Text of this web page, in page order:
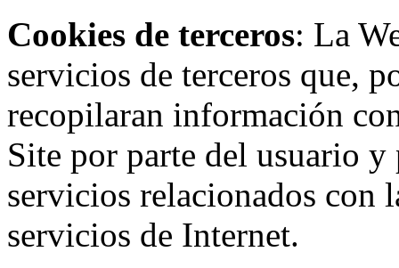
Cookies de terceros: La
servicios de terceros que,
recopilaran información
Site por parte del usuario
servicios relacionados con
servicios de Internet.